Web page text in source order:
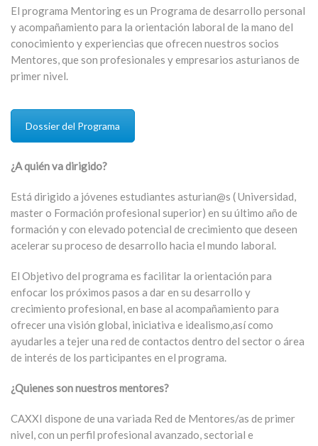
El programa Mentoring es un Programa de desarrollo personal
y acompañamiento para la orientación laboral de la mano del
conocimiento y experiencias que ofrecen nuestros socios
Mentores, que son profesionales y empresarios asturianos de
primer nivel.
Dossier del Programa
¿A quién va dirigido?
Está dirigido a jóvenes estudiantes asturian@s ( Universidad,
master o Formación profesional superior) en su último año de
formación y con elevado potencial de crecimiento que deseen
acelerar su proceso de desarrollo hacia el mundo laboral.
El Objetivo del programa es facilitar la orientación para
enfocar los próximos pasos a dar en su desarrollo y
crecimiento profesional, en base al acompañamiento para
ofrecer una visión global, iniciativa e idealismo,así como
ayudarles a tejer una red de contactos dentro del sector o área
de interés de los participantes en el programa.
¿Quienes son nuestros mentores?
CAXXI dispone de una variada Red de Mentores/as de primer
nivel, con un perfil profesional avanzado, sectorial e